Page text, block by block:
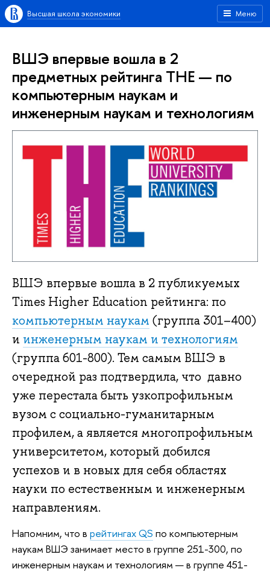
Меню
Высшая школа экономики
ВШЭ впервые вошла в 2
предметных рейтинга ТНЕ — по
компьютерным наукам и
инженерным наукам и технологиям
ВШЭ впервые вошла в 2 публикуемых
Times Higher Education рейтинга: по
компьютерным наукам (группа 301–400)
и инженерным наукам и технологиям
(группа 601-800). Тем самым ВШЭ в
очередной раз подтвердила, что давно
уже перестала быть узкопрофильным
вузом с социально-гуманитарным
профилем, а является многопрофильным
университетом, который добился
успехов и в новых для себя областях
науки по естественным и инженерным
направлениям.
Напомним, что в рейтингах QS по компьютерным
наукам ВШЭ занимает место в группе 251-300, по
инженерным наукам и технологиям — в группе 451-